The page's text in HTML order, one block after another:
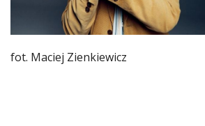
fot. Maciej Zienkiewicz